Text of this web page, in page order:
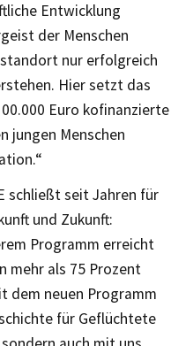
Entwicklung
der Menschen
nur erfolgreich
Hier setzt das
Euro kofinanzierte
jungen Menschen
schließt seit Jahren für
und Zukunft:
Programm erreicht
mehr als 75 Prozent
dem neuen Programm
für Geflüchtete